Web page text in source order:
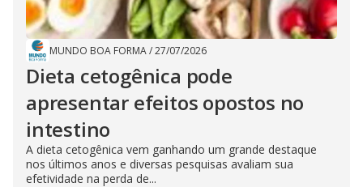
MUNDO BOA FORMA/27/07/2026
Dieta cetogênica pode
apresentar efeitos opostos no
intestino
A dieta cetogênica vem ganhando um grande destaque
nos últimos anos e diversas pesquisas avaliam sua
efetividade na perda de...